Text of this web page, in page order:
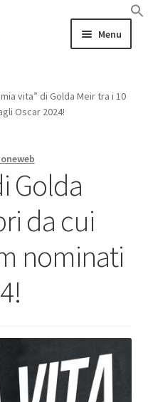
Menu
mia vita” di Golda Meir tra i 10
Oscar 2024!
Golda
da cui
nominati